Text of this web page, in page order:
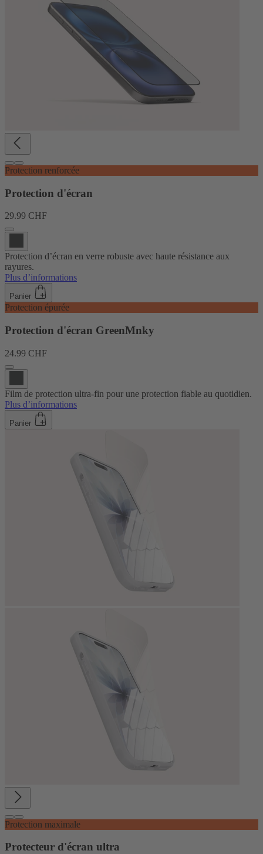
Protection renforcée
Protection d'écran
29.99 CHF
Protection d’écran en verre robuste avec haute résistance aux
rayures.
Plus d’informations
Panier
Protection épurée
Protection d'écran GreenMnky
24.99 CHF
Film de protection ultra-fin pour une protection fiable au quotidien.
Plus d’informations
Panier
Protection maximale
Protecteur d'écran ultra